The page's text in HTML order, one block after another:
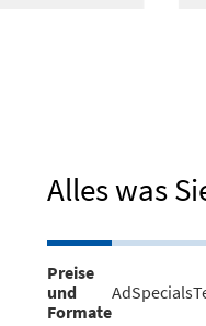
Alles was
Preise
und
Formate
AdSpecials